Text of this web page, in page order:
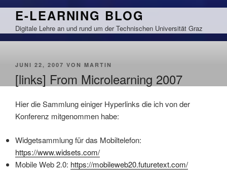
Zum
springen
E-LEARNING BLOG
Digitale Lehre an und rund um der Technischen Universität Graz
VERÖFFENTLICHT
JUNI 22, 2007 VON MARTIN
[links] From Microlearning 2007
Hier die Sammlung einiger Hyperlinks die ich von der
Konferenz mitgenommen habe:
Widgetsammlung für das Mobiltelefon:
https://www.widsets.com/
Mobile Web 2.0: https://mobileweb20.futuretext.com/